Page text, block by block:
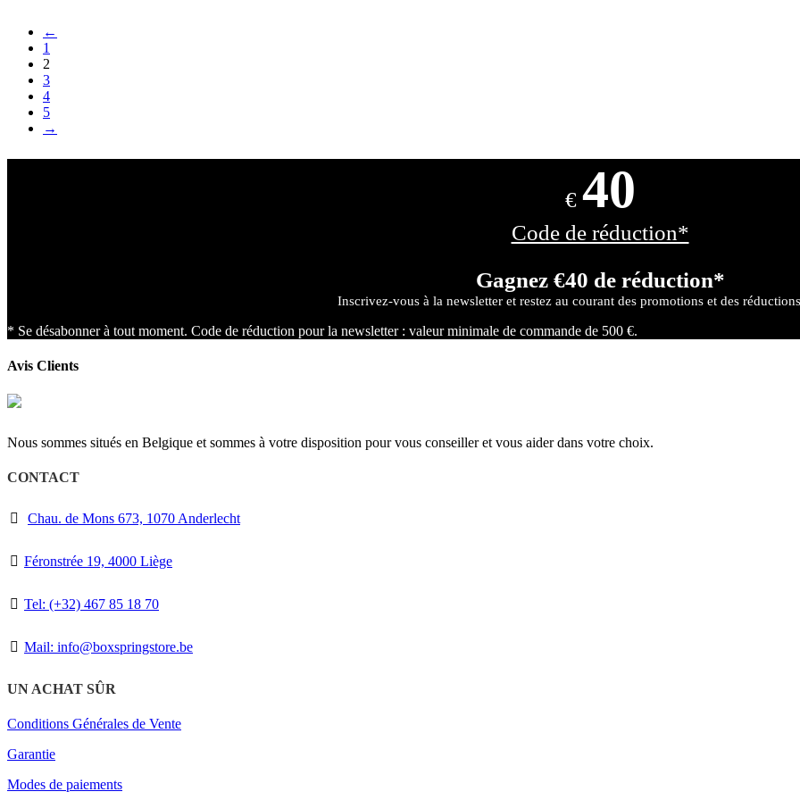
←
1
2
3
4
5
→
€ 40
Code de réduction*
Gagnez €40 de réduction*
Inscrivez-vous à la newsletter et restez au courant des promotions et des
* Se désabonner à tout moment. Code de réduction pour la newsletter : valeur minimale de commande de 500 €.
Avis Clients
Nous sommes situés en Belgique et sommes à votre disposition pour vous conseiller et vous aider dans votre choix.
CONTACT
Chau. de Mons 673, 1070 Anderlecht
Féronstrée 19, 4000 Liège
Tel: (+32) 467 85 18 70
Mail: info@boxspringstore.be
UN ACHAT SÛR
Conditions Générales de Vente
Garantie
Modes de paiements